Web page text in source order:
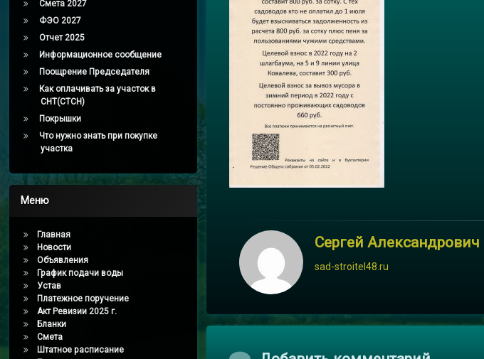
Сергей Александрович
sad-stroitel48.ru
Смета 2027
ФЭО 2027
Отчет 2025
Информационное сообщение
Поощрение Председателя
Как оплачивать за участок в
СНТ(СТСН)
Покрышки
Что нужно знать при покупке
участка
Меню
Главная
Новости
Объявления
График подачи воды
Устав
Платежное поручение
Акт Ревизии 2025 г.
Бланки
Смета
Штатное расписание